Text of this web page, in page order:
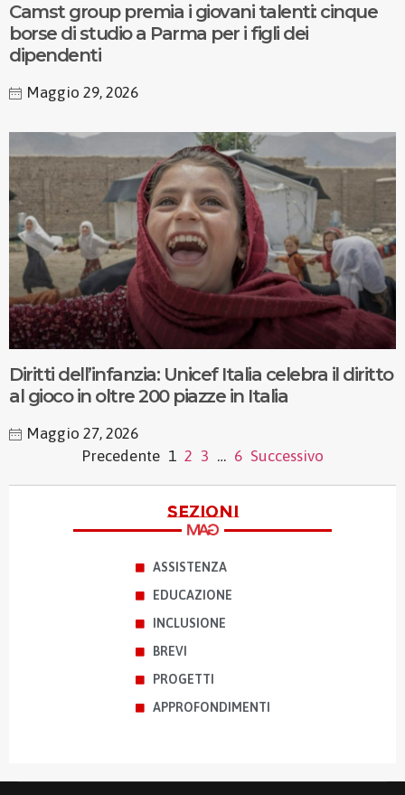
Camst group premia i giovani talenti: cinque
borse di studio a Parma per i figli dei
dipendenti
Maggio 29, 2026
Diritti dell’infanzia: Unicef Italia celebra il diritto
al gioco in oltre 200 piazze in Italia
Maggio 27, 2026
Precedente 1 2 3 … 6 Successivo
sezioni
ASSISTENZA
EDUCAZIONE
INCLUSIONE
BREVI
PROGETTI
APPROFONDIMENTI